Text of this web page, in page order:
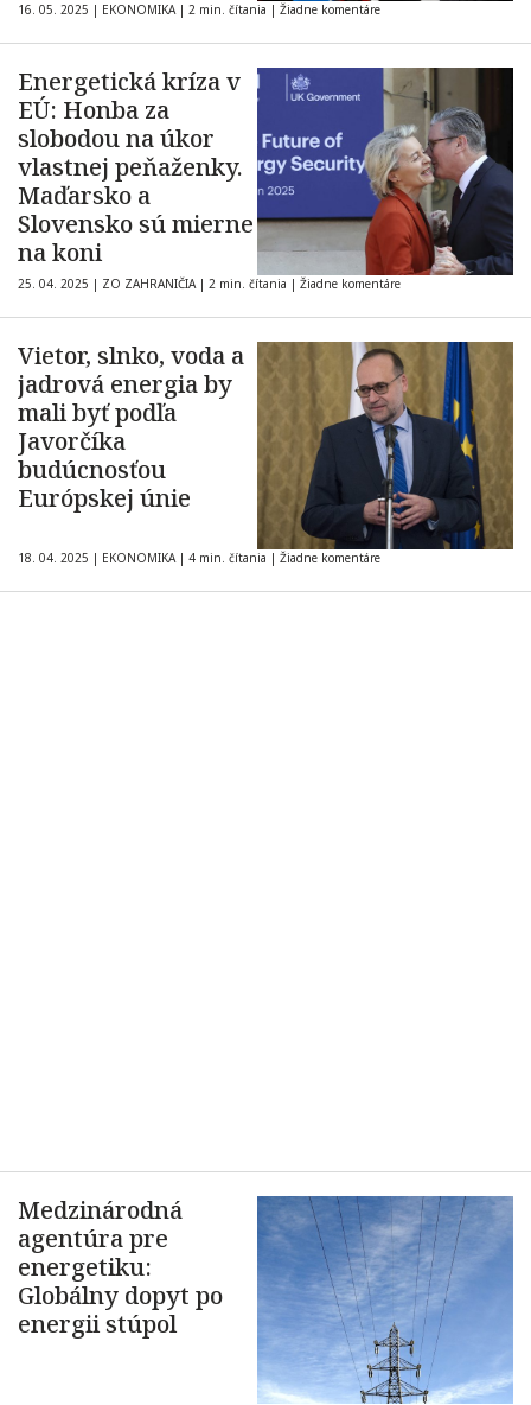
16. 05. 2025 | EKONOMIKA | 2 min. čítania | Žiadne komentáre
Energetická kríza v
EÚ: Honba za
slobodou na úkor
vlastnej peňaženky.
Maďarsko a
Slovensko sú mierne
na koni
25. 04. 2025 | ZO ZAHRANIČIA | 2 min. čítania | Žiadne komentáre
Vietor, slnko, voda a
jadrová energia by
mali byť podľa
Javorčíka
budúcnosťou
Európskej únie
18. 04. 2025 | EKONOMIKA | 4 min. čítania | Žiadne komentáre
Medzinárodná
agentúra pre
energetiku:
Globálny dopyt po
energii stúpol